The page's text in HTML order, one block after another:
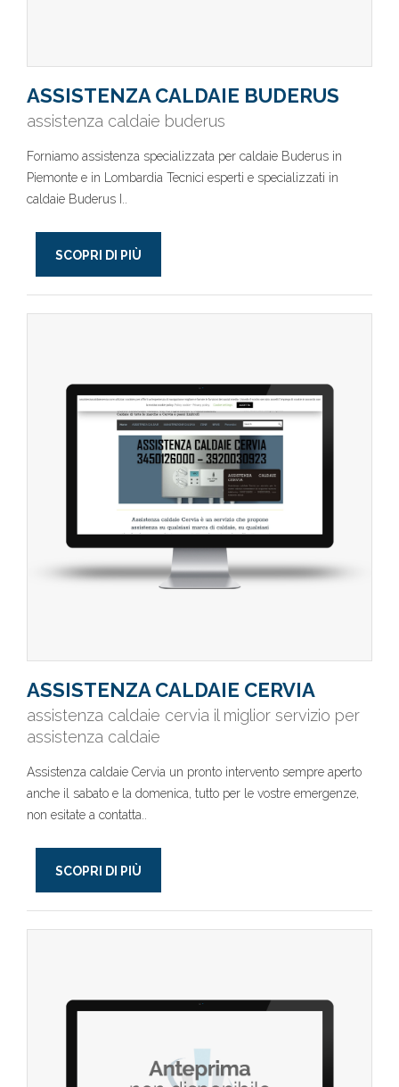
ASSISTENZA CALDAIE BUDERUS
assistenza caldaie buderus
Forniamo assistenza specializzata per caldaie Buderus in
Piemonte e in Lombardia Tecnici esperti e specializzati in
caldaie Buderus I..
SCOPRI DI PIÙ
ASSISTENZA CALDAIE CERVIA
assistenza caldaie cervia il miglior servizio per
assistenza caldaie
Assistenza caldaie Cervia un pronto intervento sempre aperto
anche il sabato e la domenica, tutto per le vostre emergenze,
non esitate a contatta..
SCOPRI DI PIÙ